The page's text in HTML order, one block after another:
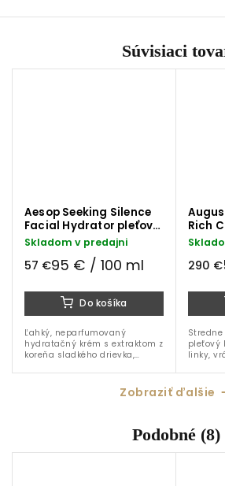
Súvisiaci
Aesop Seeking Silence
Facial Hydrator pleťové
mlieko 60 ml
Skladom v predajni
57 €95 € / 100 ml
Do košíka
Ľahký, neparfumovaný
hydratačný krém s extraktom z
koreňa sladkého drievka,
Zmierňuje začervenanie,
podráždenie a obnovuje
Rich
krém
290 €
pleťový
linky,
textúru
•...
Zobraziť ďalšie
Podobné (8)